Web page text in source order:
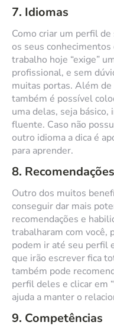
7. Idiomas
Como criar um perfil
os seus
trabalho hoje “exige”
profissional, e sem
muitas portas. Além de
também é possível
uma delas, seja
fluente. Caso não
outro idioma a dica é
para aprender.
8. Recomendações
Outro dos muitos
conseguir dar mais
recomendações e
trabalharam com você,
podem ir até seu perfil
que irão escrever fica
também pode
perfil deles e clicar em
ajuda a manter o
9. Competências